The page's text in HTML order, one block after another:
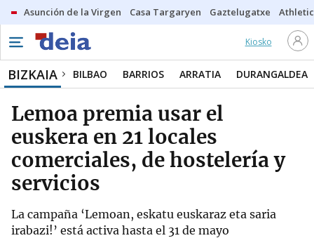
Asunción de la Virgen Casa Targaryen Gaztelugatxe Athletic
Kiosko
BIZKAIA BILBAO BARRIOS ARRATIA DURANGALDEA
Lemoa premia usar el
euskera en 21 locales
comerciales, de hostelería y
servicios
La campaña ‘Lemoan, eskatu euskaraz eta saria
irabazi!’ está activa hasta el 31 de mayo